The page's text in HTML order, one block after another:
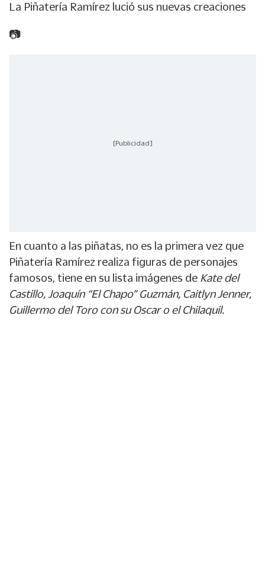
La Piñatería Ramírez lució sus nuevas creaciones
📷
[Publicidad]
En cuanto a las piñatas, no es la primera vez que
Piñatería Ramírez realiza figuras de personajes
famosos, tiene en su lista imágenes de Kate del
Castillo, Joaquín “El Chapo” Guzmán, Caitlyn Jenner,
Guillermo del Toro con su Oscar o el Chilaquil.